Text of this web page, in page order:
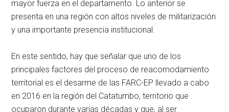
mayor fuerza en el departamento. Lo anterior se
presenta en una región con altos niveles de militarización
y una importante presencia institucional.
En este sentido, hay que señalar que uno de los
principales factores del proceso de reacomodamiento
territorial es el desarme de las FARC-EP llevado a cabo
en 2016 en la región del Catatumbo, territorio que
ocuparon durante varias décadas y que, al ser